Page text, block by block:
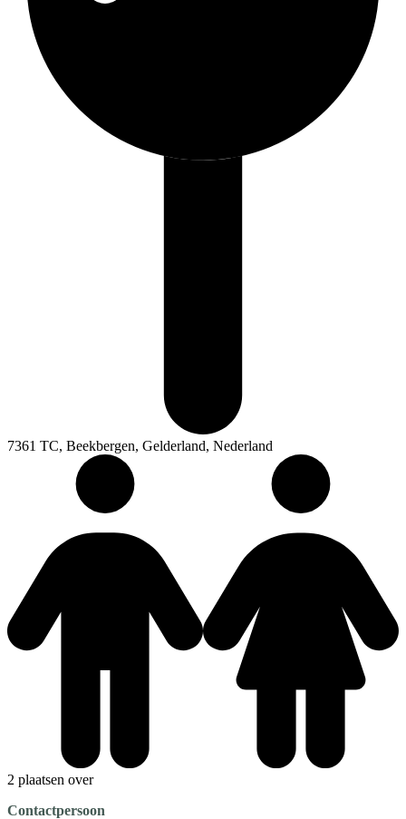
7361 TC, Beekbergen, Gelderland, Nederland
2 plaatsen over
Contactpersoon